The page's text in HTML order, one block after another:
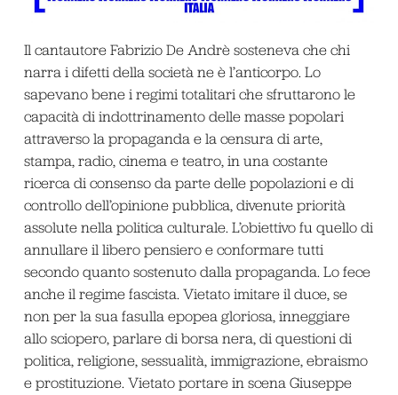
Il cantautore Fabrizio De Andrè sosteneva che chi
narra i difetti della società ne è l’anticorpo. Lo
sapevano bene i regimi totalitari che sfruttarono le
capacità di indottrinamento delle masse popolari
attraverso la propaganda e la censura di arte,
stampa, radio, cinema e teatro, in una costante
ricerca di consenso da parte delle popolazioni e di
controllo dell’opinione pubblica, divenute priorità
assolute nella politica culturale. L’obiettivo fu quello di
annullare il libero pensiero e conformare tutti
secondo quanto sostenuto dalla propaganda. Lo fece
anche il regime fascista. Vietato imitare il duce, se
non per la sua fasulla epopea gloriosa, inneggiare
allo sciopero, parlare di borsa nera, di questioni di
politica, religione, sessualità, immigrazione, ebraismo
e prostituzione. Vietato portare in scena Giuseppe